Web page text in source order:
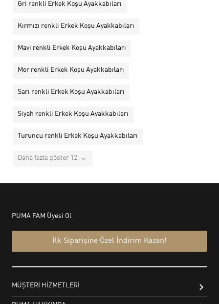
Gri renkli Erkek Koşu Ayakkabıları
Kırmızı renkli Erkek Koşu Ayakkabıları
Mavi renkli Erkek Koşu Ayakkabıları
Mor renkli Erkek Koşu Ayakkabıları
Sarı renkli Erkek Koşu Ayakkabıları
Siyah renkli Erkek Koşu Ayakkabıları
Turuncu renkli Erkek Koşu Ayakkabıları
Daha fazla göster 12